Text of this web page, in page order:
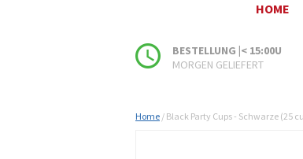
HOME
BESTELLUNG |< 15:00U
MORGEN GELIEFERT
Home / Black Party Cups - Schwarze (25